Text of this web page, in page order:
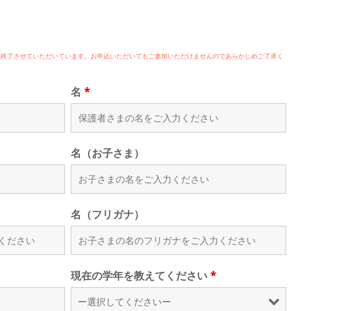
了させていただいています。お申込いただいてもご参加いただけませんのであらかじめご了承く
名*
名（お子さま）
名（フリガナ）
現在の学年を教えてください*